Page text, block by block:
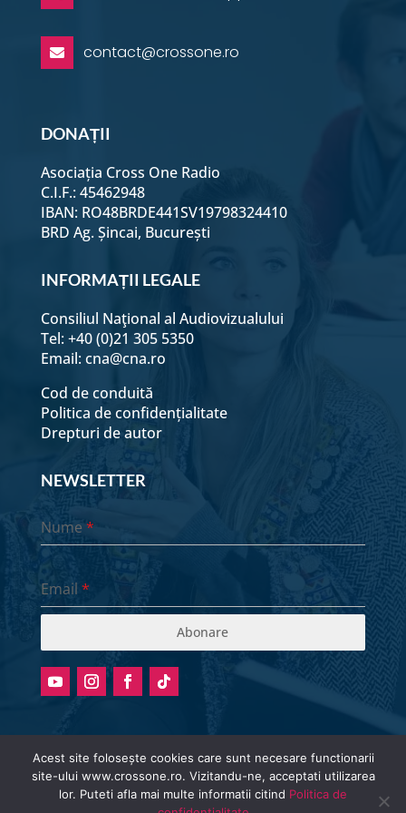
 contact@crossone.ro
DONAȚII
Asociația Cross One Radio
C.I.F.: 45462948
IBAN: RO48BRDE441SV19798324410
BRD Ag. Șincai, București
INFORMAȚII LEGALE
Consiliul Naţional al Audiovizualului
Tel: +40 (0)21 305 5350
Email: cna@cna.ro
Cod de conduită
Politica de confidențialitate
Drepturi de autor
NEWSLETTER
Nume*
Email *
Abonare
Acest site folosește cookies care sunt necesare functionarii
site-ului www.crossone.ro. Vizitandu-ne, acceptati utilizarea
lor. Puteti afla mai multe informatii citind Politica de